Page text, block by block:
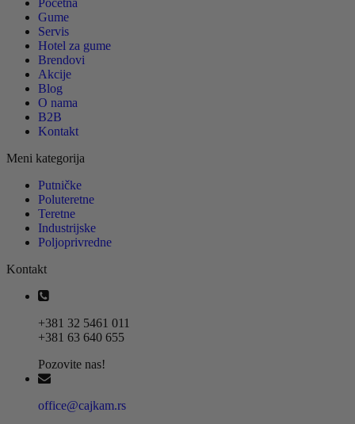
Početna
Gume
Servis
Hotel za gume
Brendovi
Akcije
Blog
O nama
B2B
Kontakt
Meni kategorija
Putničke
Poluteretne
Teretne
Industrijske
Poljoprivredne
Kontakt
+381 32 5461 011
+381 63 640 655
Pozovite nas!
office@cajkam.rs